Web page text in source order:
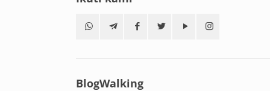
BlogWalking